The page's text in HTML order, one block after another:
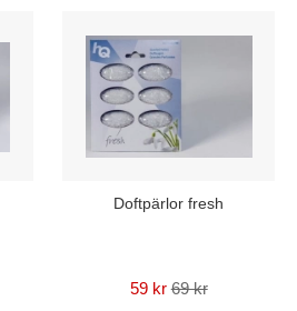
Doftpärlor fresh
59 kr 69 kr